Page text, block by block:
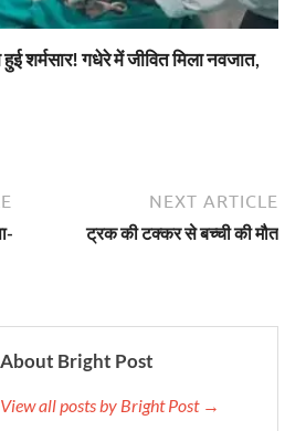
शर्मसार! गधेरे में जीवित मिला नवजात,
NEXT ARTICLE
ट्रक की टक्कर से बच्ची की मौत
About Bright Post
View all posts by Bright Post →